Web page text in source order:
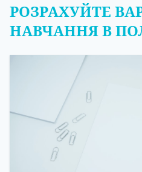
РОЗРАХУЙТЕ
НАВЧАННЯ В